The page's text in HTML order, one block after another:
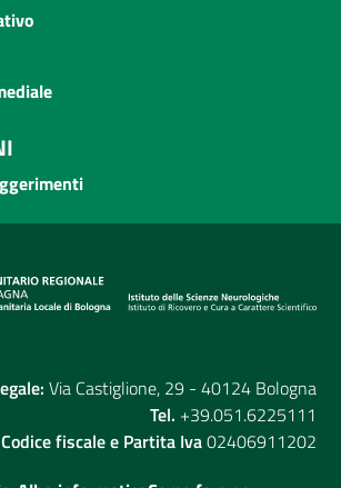
Via Castiglione, 29 - 40124 Bologna
Tel. +39.051.6225111
Codice fiscale e Partita Iva02406911202